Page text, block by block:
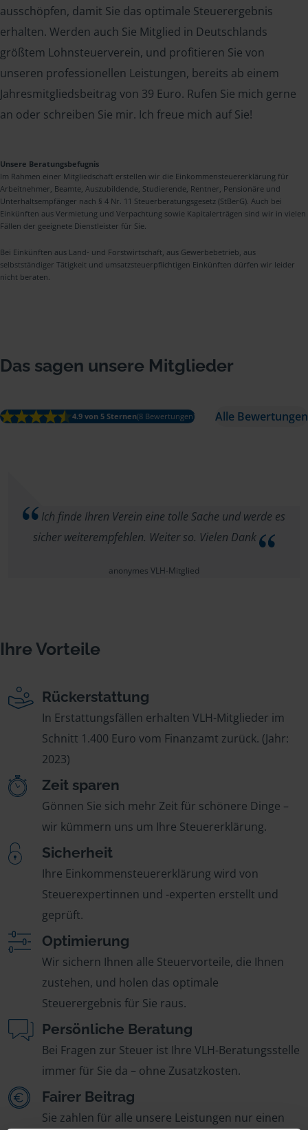
ausschöpfen, damit Sie das optimale Steuerergebnis
erhalten. Werden auch Sie Mitglied in Deutschlands
größtem Lohnsteuerverein, und profitieren Sie von
unseren professionellen Leistungen, bereits ab einem
Jahresmitgliedsbeitrag von 39 Euro. Rufen Sie mich gerne
an oder schreiben Sie mir. Ich freue mich auf Sie!
Unsere Beratungsbefugnis
Im Rahmen einer Mitgliedschaft erstellen wir die Einkommensteuererklärung für
Arbeitnehmer, Beamte, Auszubildende, Studierende, Rentner, Pensionäre und
Unterhaltsempfänger nach § 4 Nr. 11 Steuerberatungsgesetz (StBerG). Auch bei
Einkünften aus Vermietung und Verpachtung sowie Kapitalerträgen sind wir in vielen
Fällen der geeignete Dienstleister für Sie.
Bei Einkünften aus Land- und Forstwirtschaft, aus Gewerbebetrieb, aus
selbstständiger Tätigkeit und umsatzsteuerpflichtigen Einkünften dürfen wir leider
nicht beraten.
Das sagen unsere Mitglieder
4.9 von 5 Sternen(8 Bewertungen) Alle Bewertungen
Ich finde Ihren Verein eine tolle Sache und werde es
sicher weiterempfehlen. Weiter so. Vielen Dank
anonymes VLH-Mitglied
Ihre Vorteile
Rückerstattung
In Erstattungsfällen erhalten VLH-Mitglieder im
Schnitt 1.400 Euro vom Finanzamt zurück. (Jahr:
2023)
Zeit sparen
Gönnen Sie sich mehr Zeit für schönere Dinge –
wir kümmern uns um Ihre Steuererklärung.
Sicherheit
Ihre Einkommensteuererklärung wird von
Steuerexpertinnen und -experten erstellt und
geprüft.
Optimierung
Wir sichern Ihnen alle Steuervorteile, die Ihnen
zustehen, und holen das optimale
Steuerergebnis für Sie raus.
Persönliche Beratung
Bei Fragen zur Steuer ist Ihre VLH-Beratungsstelle
immer für Sie da – ohne Zusatzkosten.
Fairer Beitrag
Sie zahlen für alle unsere Leistungen nur einen